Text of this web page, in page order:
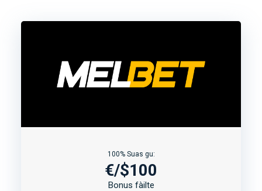
100% Suas gu:
€/$100
Bonus fàilte